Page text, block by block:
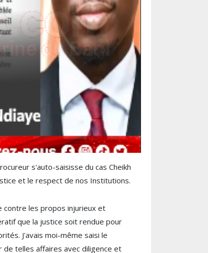
s'auto-saisisse du cas Cheikh
et le respect de nos Institutions.
contre les propos injurieux et
que la justice soit rendue pour
J'avais moi-même saisi le
de telles affaires avec diligence et